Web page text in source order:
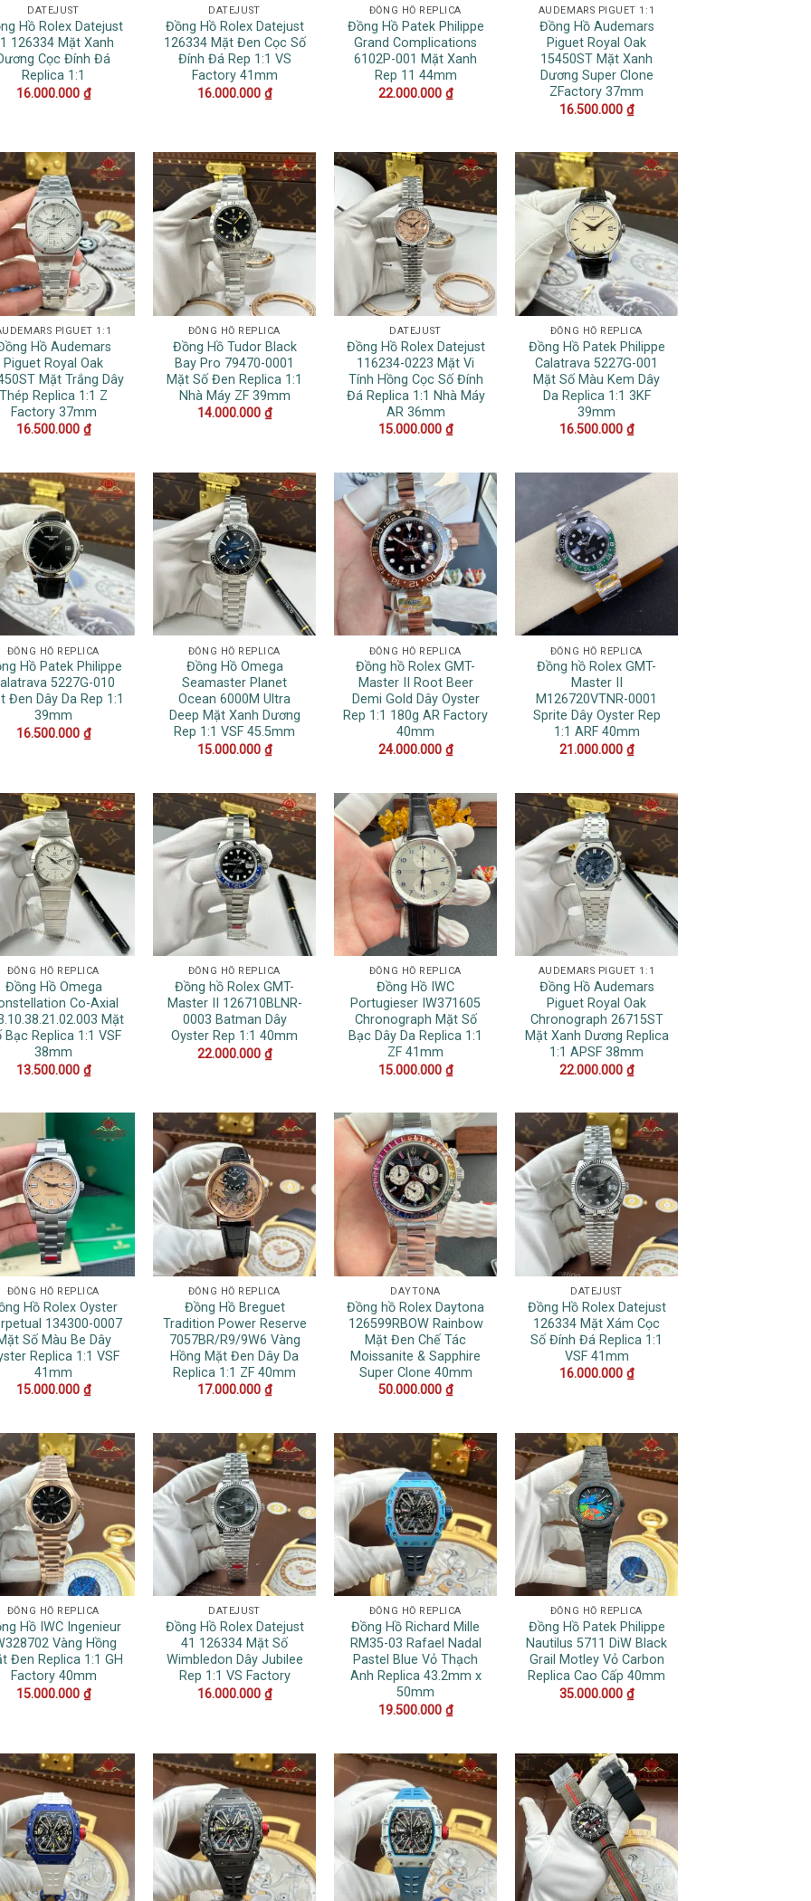
DATEJUST
Hồ Rolex Datejust
126334 Mặt Xanh
Cọc Đính Đá
Replica 1:1
16.000.000 ₫
DATEJUST
Đồng Hồ Rolex Datejust
126334 Mặt Đen Cọc Số
Đính Đá Rep 1:1 VS
Factory 41mm
16.000.000 ₫
ĐỒNG HỒ REPLICA
Đồng Hồ Patek Philippe
Grand Complications
6102P-001 Mặt Xanh
Rep 11 44mm
22.000.000 ₫
AUDEMARS PIGUET 1:1
Đồng Hồ Audemars
Piguet Royal Oak
15450ST Mặt Xanh
Dương Super Clone
ZFactory 37mm
16.500.000 ₫
PIGUET 1:1
Hồ Audemars
Piguet Royal Oak
Mặt Trắng Dây
Thép Replica 1:1 Z
Factory 37mm
16.500.000 ₫
ĐỒNG HỒ REPLICA
Đồng Hồ Tudor Black
Bay Pro 79470-0001
Mặt Số Đen Replica 1:1
Nhà Máy ZF 39mm
14.000.000 ₫
DATEJUST
Đồng Hồ Rolex Datejust
116234-0223 Mặt Vi
Tính Hồng Cọc Số Đính
Đá Replica 1:1 Nhà Máy
AR 36mm
15.000.000 ₫
ĐỒNG HỒ REPLICA
Đồng Hồ Patek Philippe
Calatrava 5227G-001
Mặt Số Màu Kem Dây
Da Replica 1:1 3KF
39mm
16.500.000 ₫
ĐỒNG HỒ REPLICA
Hồ Patek Philippe
5227G-010
Đen Dây Da Rep 1:1
39mm
16.500.000 ₫
ĐỒNG HỒ REPLICA
Đồng Hồ Omega
Seamaster Planet
Ocean 6000M Ultra
Deep Mặt Xanh Dương
Rep 1:1 VSF 45.5mm
15.000.000 ₫
ĐỒNG HỒ REPLICA
Đồng hồ Rolex GMT-
Master II Root Beer
Demi Gold Dây Oyster
Rep 1:1 180g AR Factory
40mm
24.000.000 ₫
ĐỒNG HỒ REPLICA
Đồng hồ Rolex GMT-
Master II
M126720VTNR-0001
Sprite Dây Oyster Rep
1:1 ARF 40mm
21.000.000 ₫
ĐỒNG HỒ REPLICA
Đồng Hồ Omega
Co-Axial
Mặt
Bạc Replica 1:1 VSF
38mm
13.500.000 ₫
ĐỒNG HỒ REPLICA
Đồng hồ Rolex GMT-
Master II 126710BLNR-
0003 Batman Dây
Oyster Rep 1:1 40mm
22.000.000 ₫
ĐỒNG HỒ REPLICA
Đồng Hồ IWC
Portugieser IW371605
Chronograph Mặt Số
Bạc Dây Da Replica 1:1
ZF 41mm
15.000.000 ₫
AUDEMARS PIGUET 1:1
Đồng Hồ Audemars
Piguet Royal Oak
Chronograph 26715ST
Mặt Xanh Dương Replica
1:1 APSF 38mm
22.000.000 ₫
ĐỒNG HỒ REPLICA
Hồ Rolex Oyster
134300-0007
Số Màu Be Dây
Replica 1:1 VSF
41mm
15.000.000 ₫
ĐỒNG HỒ REPLICA
Đồng Hồ Breguet
Tradition Power Reserve
7057BR/R9/9W6 Vàng
Hồng Mặt Đen Dây Da
Replica 1:1 ZF 40mm
17.000.000 ₫
DAYTONA
Đồng hồ Rolex Daytona
126599RBOW Rainbow
Mặt Đen Chế Tác
Moissanite & Sapphire
Super Clone 40mm
50.000.000 ₫
DATEJUST
Đồng Hồ Rolex Datejust
126334 Mặt Xám Cọc
Số Đính Đá Replica 1:1
VSF 41mm
16.000.000 ₫
ĐỒNG HỒ REPLICA
Hồ IWC Ingenieur
Vàng Hồng
Đen Replica 1:1 GH
Factory 40mm
15.000.000 ₫
DATEJUST
Đồng Hồ Rolex Datejust
41 126334 Mặt Số
Wimbledon Dây Jubilee
Rep 1:1 VS Factory
16.000.000 ₫
ĐỒNG HỒ REPLICA
Đồng Hồ Richard Mille
RM35-03 Rafael Nadal
Pastel Blue Vỏ Thạch
Anh Replica 43.2mm x
50mm
19.500.000 ₫
ĐỒNG HỒ REPLICA
Đồng Hồ Patek Philippe
Nautilus 5711 DiW Black
Grail Motley Vỏ Carbon
Replica Cao Cấp 40mm
35.000.000 ₫